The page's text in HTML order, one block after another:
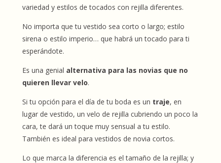
variedad y estilos de tocados con rejilla diferentes.
No importa que tu vestido sea corto o largo; estilo
sirena o estilo imperio… que habrá un tocado para ti
esperándote.
Es una genial alternativa para las novias que no
quieren llevar velo.
Si tu opción para el día de tu boda es un traje, en
lugar de vestido, un velo de rejilla cubriendo un poco la
cara, te dará un toque muy sensual a tu estilo.
También es ideal para vestidos de novia cortos.
Lo que marca la diferencia es el tamaño de la rejilla; y